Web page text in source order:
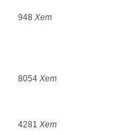
948Xem
8054Xem
4281Xem